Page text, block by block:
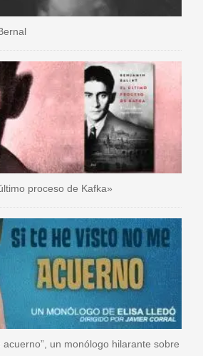
proceso de Kafka»
acuerno”, un monólogo hilarante sobre